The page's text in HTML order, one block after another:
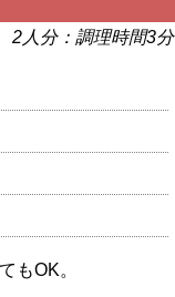
2人分：調理時間3分
もOK。